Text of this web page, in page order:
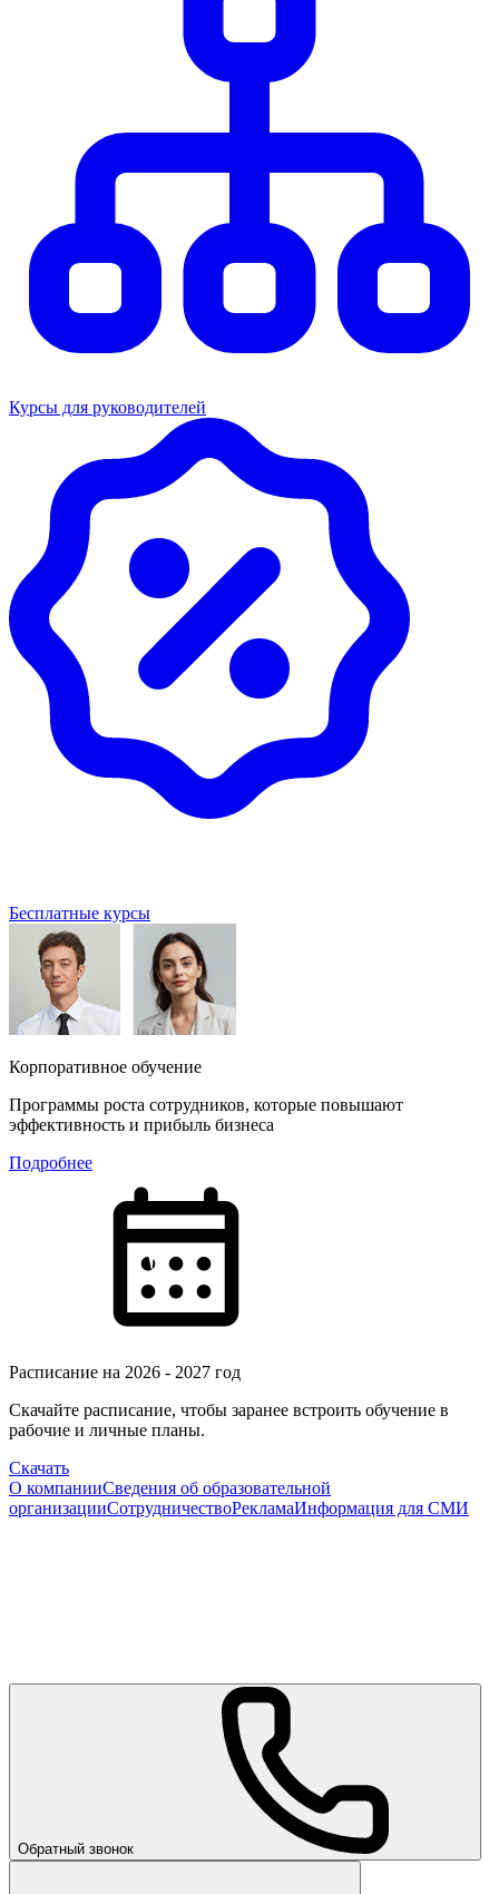
Курсы для руководителей
Бесплатные курсы
Корпоративное обучение
Программы роста сотрудников, которые повышают
эффективность и прибыль бизнеса
Подробнее
Расписание на 2026 - 2027 год
Скачайте расписание, чтобы заранее встроить обучение в
рабочие и личные планы.
Скачать
О компанииСведения об образовательной
организацииСотрудничествоРекламаИнформация для СМИ
Обратный звонок